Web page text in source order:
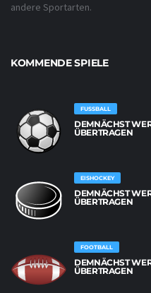
andere Sportarten.
KOMMENDE SPIELE
FUSSBALL
DEMNÄCHST
BERTRAGEN
EISHOCKEY
DEMNÄCHST
ÜBERTRAGEN
FOOTBALL
DEMNÄCHST
ÜBERTRAGEN